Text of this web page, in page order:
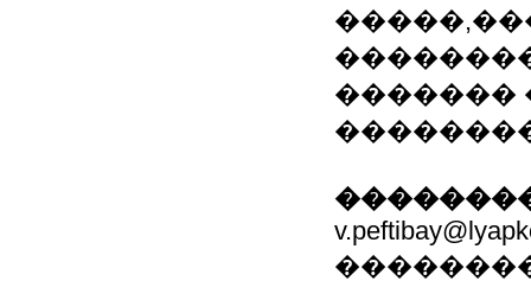
�������